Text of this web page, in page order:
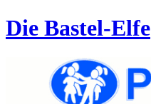
Die Bastel-Elfe